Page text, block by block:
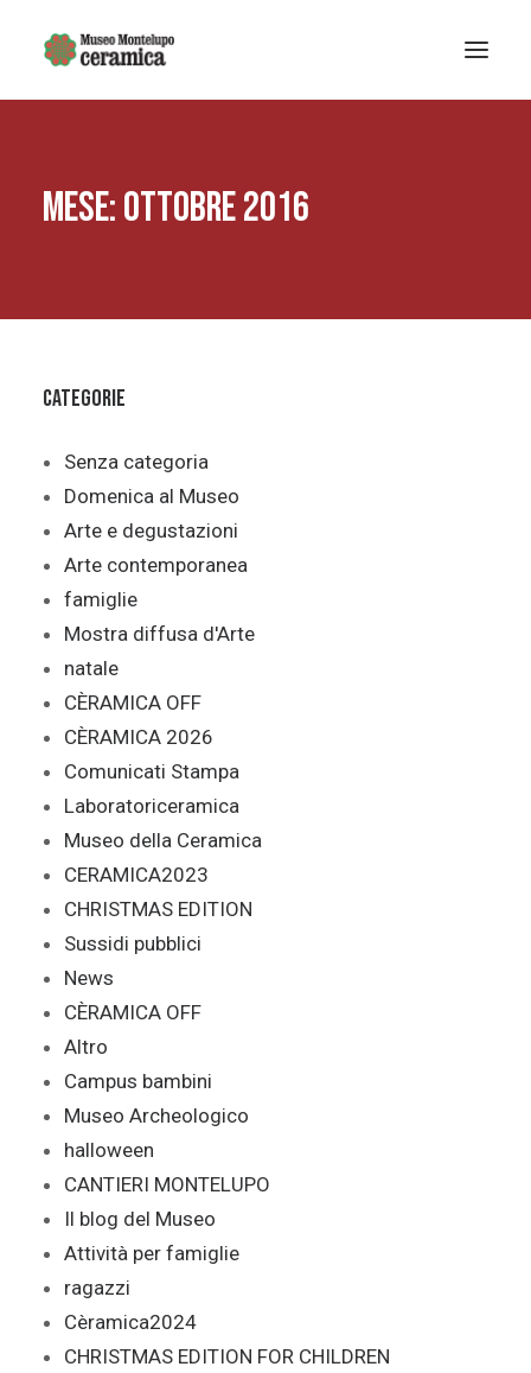
MUSEO DELLA CERAMICA
Arte Contemporanea
Mostre e eventi
MESE: OTTOBRE 2016
Categorie
Senza categoria
Domenica al Museo
Arte e degustazioni
Arte contemporanea
famiglie
Mostra diffusa d'Arte
natale
CÈRAMICA OFF
CÈRAMICA 2026
Comunicati Stampa
Laboratoriceramica
Museo della Ceramica
CERAMICA2023
CHRISTMAS EDITION
Sussidi pubblici
News
CÈRAMICA OFF
Altro
Campus bambini
Museo Archeologico
halloween
CANTIERI MONTELUPO
Il blog del Museo
Attività per famiglie
ragazzi
Cèramica2024
CHRISTMAS EDITION FOR CHILDREN